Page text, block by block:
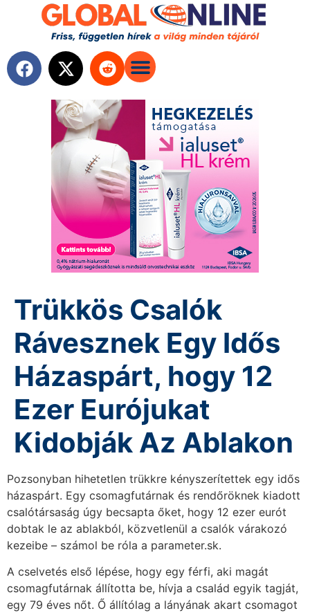
Trükkös Csalók
Rávesznek Egy Idős
Házaspárt, hogy 12
Ezer Eurójukat
Kidobják Az Ablakon
Pozsonyban hihetetlen trükkre kényszerítettek egy idős
házaspárt. Egy csomagfutárnak és rendőröknek kiadott
csalótársaság úgy becsapta őket, hogy 12 ezer eurót
dobtak le az ablakból, közvetlenül a csalók várakozó
kezeibe – számol be róla a parameter.sk.
A cselvetés első lépése, hogy egy férfi, aki magát
csomagfutárnak állította be, hívja a család egyik tagját,
egy 79 éves nőt. Ő állítólag a lányának akart csomagot